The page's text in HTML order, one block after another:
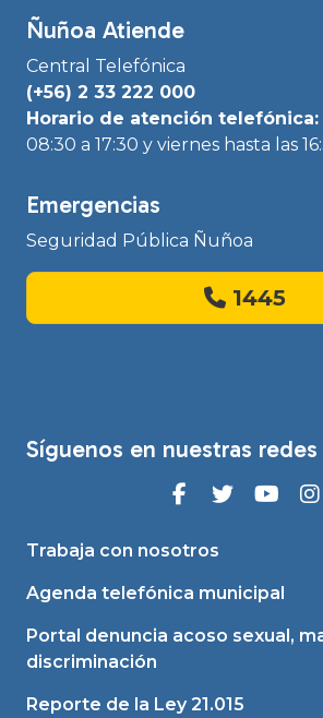
Ñuñoa Atiende
Central Telefónica
(+56) 2 33 222 000
Horario de atención telefónica:
08:30 a 17:30 y viernes hasta las
Emergencias
Seguridad Pública Ñuñoa
1445
Síguenos en nuestras
Trabaja con nosotros
Agenda telefónica municipal
Portal denuncia acoso sexual,
discriminación
Reporte de la Ley 21.015